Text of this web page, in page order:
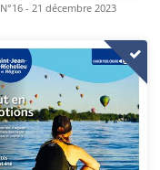
N°16 - 21 décembre 2023